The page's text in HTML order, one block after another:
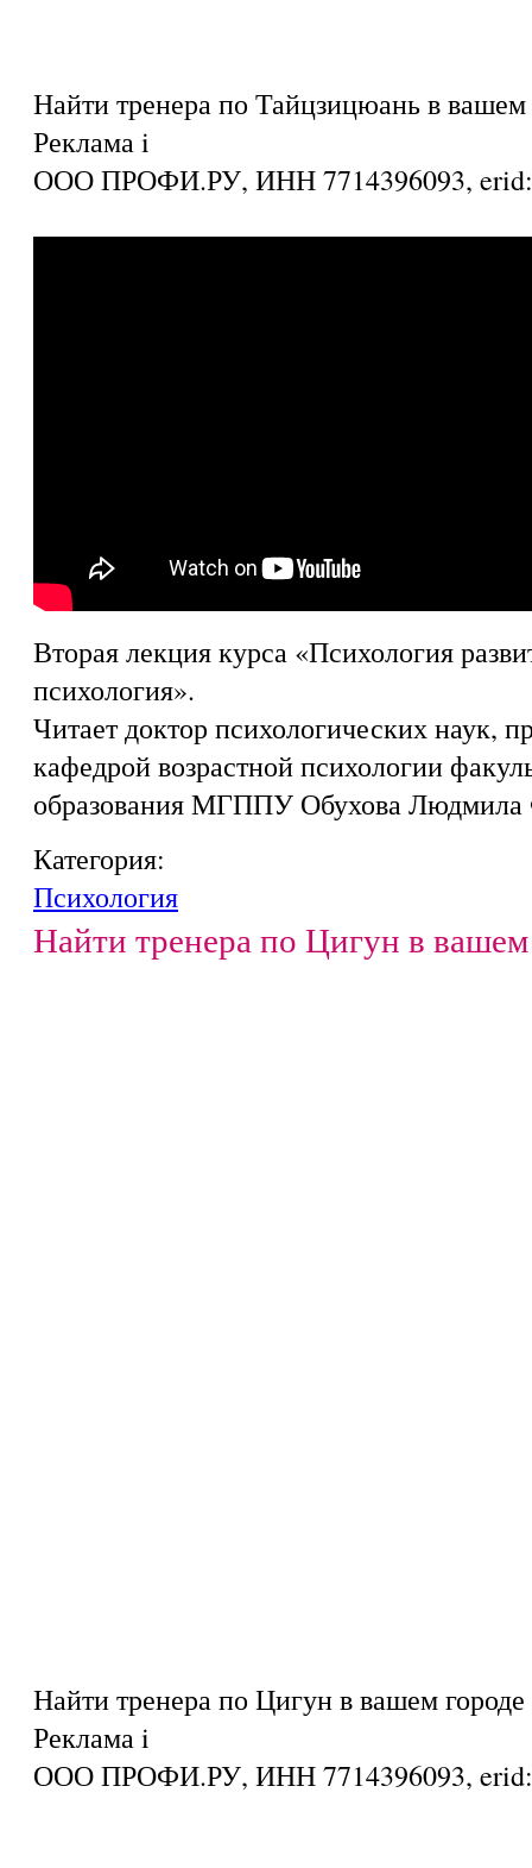
Найти тренера по Тайцзицюань в вашем
Рекламаi
ООО ПРОФИ.РУ, ИНН 7714396093,
Вторая лекция курса «Психология
психология».
Читает доктор психологических наук,
кафедрой возрастной психологии
образования МГППУ Обухова Людмила
Категория:
Психология
Найти тренера по Цигун в вашем
Найти тренера по Цигун в вашем городе
Рекламаi
ООО ПРОФИ.РУ, ИНН 7714396093,